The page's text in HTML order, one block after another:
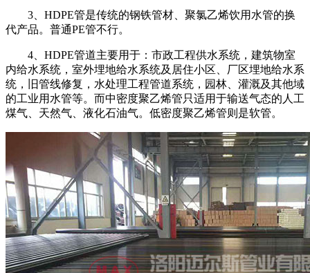
3 HDPE管是传统的钢铁管材、聚氯乙烯饮用水管的换
代产品。普通PE管不行。
4 HDPE管道主要用于：市政工程供水系统，建筑物室
内给水系统，室外埋地给水系统及居住小区、厂区埋地给水系
统，旧管线修复，水处理工程管道系统，园林、灌溉及其他域
的工业用水管等。而中密度聚乙烯管只适用于输送气态的人工
煤气、天然气、液化石油气。低密度聚乙烯管则是软管。